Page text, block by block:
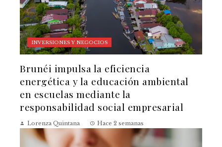
INVERSIONES Y NEGOCIOS
Brunéi impulsa la eficiencia
energética y la educación ambiental
en escuelas mediante la
responsabilidad social empresarial
Lorenza Quintana Hace 2 semanas